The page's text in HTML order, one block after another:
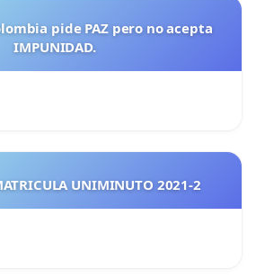
pide PAZ pero no acepta
IMPUNIDAD.
DESCUENTO MATRICULA UNIMINUTO 2021-2